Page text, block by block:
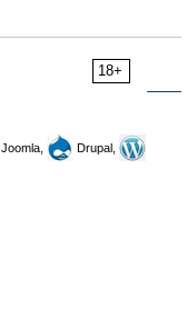
18+
Joomla,
Drupal,